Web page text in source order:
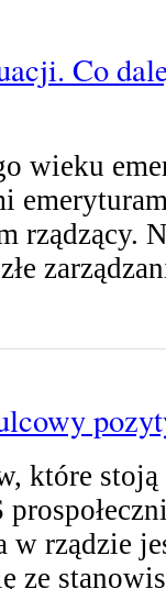
Co
wieku
rządzący.
które
rządzie
ze